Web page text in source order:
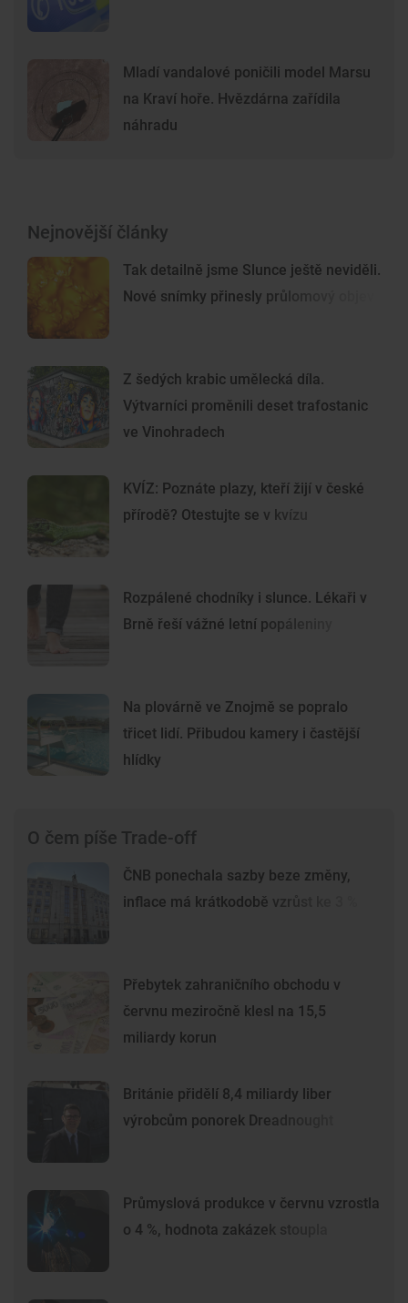
Mladí vandalové poničili model Marsu
na Kraví hoře. Hvězdárna zařídila
náhradu
Nejnovější články
Tak detailně jsme Slunce ještě neviděli.
Nové snímky přinesly průlomový objev
Z šedých krabic umělecká díla.
Výtvarníci proměnili deset trafostanic
ve Vinohradech
KVÍZ: Poznáte plazy, kteří žijí v české
přírodě? Otestujte se v kvízu
Rozpálené chodníky i slunce. Lékaři v
Brně řeší vážné letní popáleniny
Na plovárně ve Znojmě se popralo
třicet lidí. Přibudou kamery i častější
hlídky
O čem píše Trade-off
ČNB ponechala sazby beze změny,
inflace má krátkodobě vzrůst ke 3 %
Přebytek zahraničního obchodu v
červnu meziročně klesl na 15,5
miliardy korun
Británie přidělí 8,4 miliardy liber
výrobcům ponorek Dreadnought
Průmyslová produkce v červnu vzrostla
o 4 %, hodnota zakázek stoupla